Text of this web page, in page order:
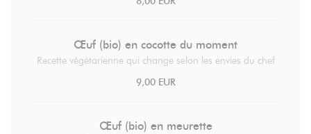
Œuf (bio) en cocotte du moment
Recette végétarienne qui change selon les envies du chef
9,00 EUR
Œuf (bio) en meurette